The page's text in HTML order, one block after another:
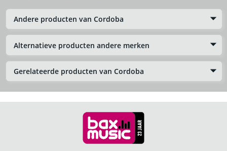
Andere producten van Cordoba
Alternatieve producten andere merken
Gerelateerde producten van Cordoba